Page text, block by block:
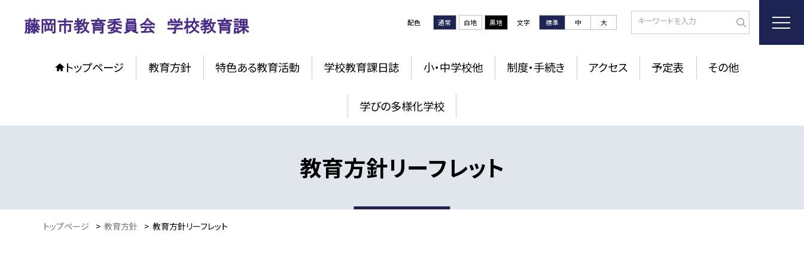
配色 通常 白地 黒地 文字 標準 中 大
トップページ 教育方針 特色ある教育活動 学校教育課日誌 小・中学校他 制度・手続き アクセス 予定表 その他
学びの多様化学校
教育方針リーフレット
トップページ > 教育方針 > 教育方針リーフレット